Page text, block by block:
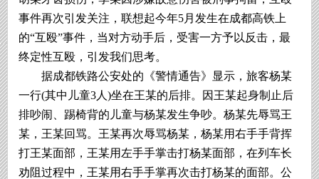
事件再次引发关注，联想起今年5月发生在成都高铁上
的“互殴”事件，当对方动手后，受害一方予以反击，最
终定性互殴，引发我们思考。
据成都铁路公安处的《警情通告》显示，旅客杨某
一行(其中儿童3人)坐在王某的后排。因王某起身制止后
排吵闹、踢椅背的儿童与杨某发生争吵。杨某先辱骂王
某，王某回骂。王某再次辱骂杨某，杨某用右手手背挥
打王某面部，王某用左手手掌击打杨某面部，在列车长
劝阻过程中，王某用右手手掌再次击打杨某的面部。公